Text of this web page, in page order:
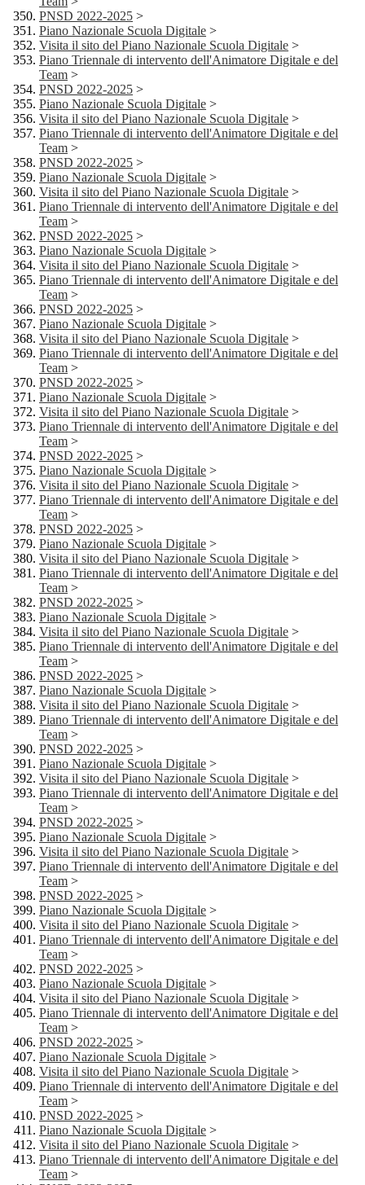
PNSD 2022-2025 >
Piano Nazionale Scuola Digitale >
Visita il sito del Piano Nazionale Scuola Digitale >
Piano Triennale di intervento dell'Animatore Digitale e del
Team >
PNSD 2022-2025 >
Piano Nazionale Scuola Digitale >
Visita il sito del Piano Nazionale Scuola Digitale >
Piano Triennale di intervento dell'Animatore Digitale e del
Team >
PNSD 2022-2025 >
Piano Nazionale Scuola Digitale >
Visita il sito del Piano Nazionale Scuola Digitale >
Piano Triennale di intervento dell'Animatore Digitale e del
Team >
PNSD 2022-2025 >
Piano Nazionale Scuola Digitale >
Visita il sito del Piano Nazionale Scuola Digitale >
Piano Triennale di intervento dell'Animatore Digitale e del
Team >
PNSD 2022-2025 >
Piano Nazionale Scuola Digitale >
Visita il sito del Piano Nazionale Scuola Digitale >
Piano Triennale di intervento dell'Animatore Digitale e del
Team >
PNSD 2022-2025 >
Piano Nazionale Scuola Digitale >
Visita il sito del Piano Nazionale Scuola Digitale >
Piano Triennale di intervento dell'Animatore Digitale e del
Team >
PNSD 2022-2025 >
Piano Nazionale Scuola Digitale >
Visita il sito del Piano Nazionale Scuola Digitale >
Piano Triennale di intervento dell'Animatore Digitale e del
Team >
PNSD 2022-2025 >
Piano Nazionale Scuola Digitale >
Visita il sito del Piano Nazionale Scuola Digitale >
Piano Triennale di intervento dell'Animatore Digitale e del
Team >
PNSD 2022-2025 >
Piano Nazionale Scuola Digitale >
Visita il sito del Piano Nazionale Scuola Digitale >
Piano Triennale di intervento dell'Animatore Digitale e del
Team >
PNSD 2022-2025 >
Piano Nazionale Scuola Digitale >
Visita il sito del Piano Nazionale Scuola Digitale >
Piano Triennale di intervento dell'Animatore Digitale e del
Team >
PNSD 2022-2025 >
Piano Nazionale Scuola Digitale >
Visita il sito del Piano Nazionale Scuola Digitale >
Piano Triennale di intervento dell'Animatore Digitale e del
Team >
PNSD 2022-2025 >
Piano Nazionale Scuola Digitale >
Visita il sito del Piano Nazionale Scuola Digitale >
Piano Triennale di intervento dell'Animatore Digitale e del
Team >
PNSD 2022-2025 >
Piano Nazionale Scuola Digitale >
Visita il sito del Piano Nazionale Scuola Digitale >
Piano Triennale di intervento dell'Animatore Digitale e del
Team >
PNSD 2022-2025 >
Piano Nazionale Scuola Digitale >
Visita il sito del Piano Nazionale Scuola Digitale >
Piano Triennale di intervento dell'Animatore Digitale e del
Team >
PNSD 2022-2025 >
Piano Nazionale Scuola Digitale >
Visita il sito del Piano Nazionale Scuola Digitale >
Piano Triennale di intervento dell'Animatore Digitale e del
Team >
PNSD 2022-2025 >
Piano Nazionale Scuola Digitale >
Visita il sito del Piano Nazionale Scuola Digitale >
Piano Triennale di intervento dell'Animatore Digitale e del
Team >